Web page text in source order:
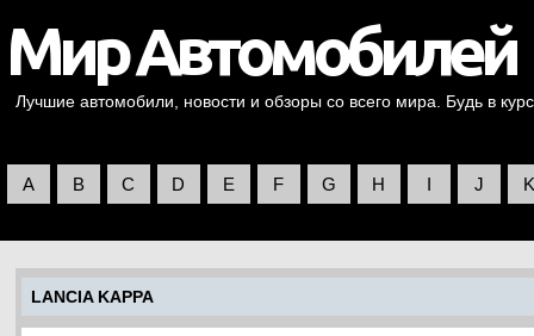
Лучшие автомобили, новости и обзоры со всего мира. Будь в
A B C D E F G H I J K
LANCIA KAPPA